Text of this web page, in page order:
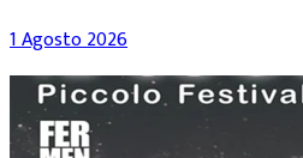
1 Agosto 2026